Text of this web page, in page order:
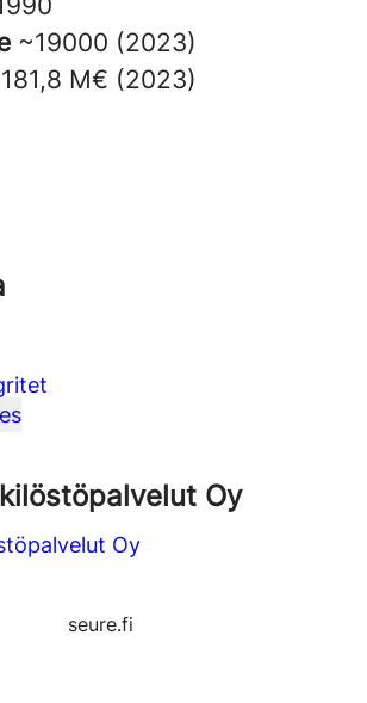
~19000 (2023)
181,8 M€ (2023)
Oy
Oy
seure.fi